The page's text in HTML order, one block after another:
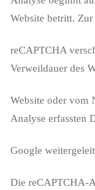
Website betritt.
reCAPTCHA
Verweildauer des
Website oder vom
Analyse erfassten
Google
Die reCAPTCHA-